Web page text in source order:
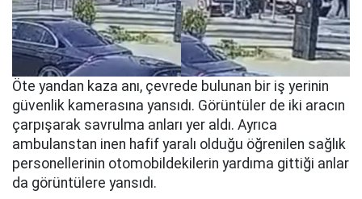
Öte yandan kaza anı, çevrede bulunan bir iş yerinin
güvenlik kamerasına yansıdı. Görüntüler de iki aracın
çarpışarak savrulma anları yer aldı. Ayrıca
ambulanstan inen hafif yaralı olduğu öğrenilen sağlık
personellerinin otomobildekilerin yardıma gittiği anlar
da görüntülere yansıdı.